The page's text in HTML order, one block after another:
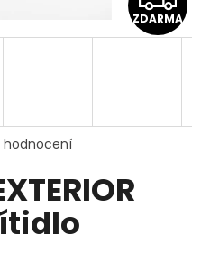
hodnocení
D
ZDARMA